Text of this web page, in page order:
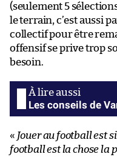
(seulement 5
le terrain, c’est aussi
collectif pour être
offensif se prive trop
besoin.
Les conseils de
« Jouer au football est
football est la chose la